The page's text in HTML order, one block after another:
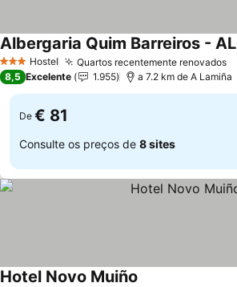
3 EstrelasHostel Quartos recentemente renovados
Albergaria Quim Barreiros - AL
8,5 Excelente 1.955 a 7.2 km de A Lamiña
De € 81
Consulte os preços de 8 sites
Hotel Novo Muiño